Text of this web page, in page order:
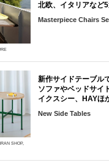
北欧、イタリアなど
Masterpiece Chairs
SHOP,
新作サイドテーブル
ソファやベッドサイ
イクスシー、HAYほ
New Side Tables